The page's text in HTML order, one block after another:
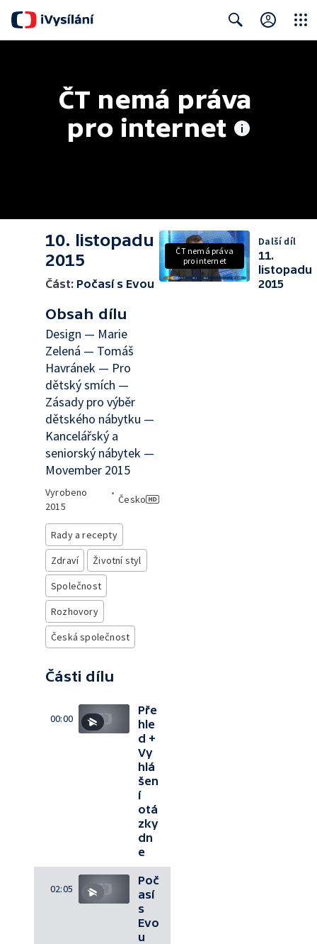
ČT nemá práva
pro internet
10. listopadu
2015
Část: Počasí s Evou
Obsah dílu
Design — Marie
Zelená — Tomáš
Havránek — Pro
dětský smích —
Zásady pro výběr
dětského nábytku —
Kancelářský a
seniorský nábytek —
Movember 2015
Vyrobeno
2015
•
Česko
Rady a recepty
Zdraví
Životní styl
Společnost
Rozhovory
Česká společnost
Části dílu
00:00
Pře
hle
d +
Vy
hlá
šen
í
otá
zky
dn
e
02:05
Poč
así
s
Evo
u
ČT nemá práva
pro internet
Další díl
11.
listopadu
2015